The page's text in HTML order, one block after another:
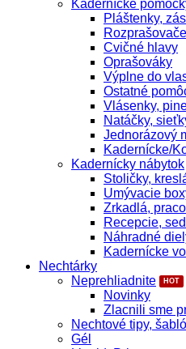
Kadernícke
Pláštenky,
Rozprašovače
Cvičné hlavy
Oprašováky
Výplne do
Ostatné
Vlásenky,
Natáčky,
Jednorázový
Kadernícke/
Kadernícky nábytok
Stoličky,
Umývacie
Zrkadlá,
Recepcie,
Náhradné
Kadernícke
Nechtárky
Neprehliadnite
Novinky
Zlacnili sme
Nechtové tipy,
Gél